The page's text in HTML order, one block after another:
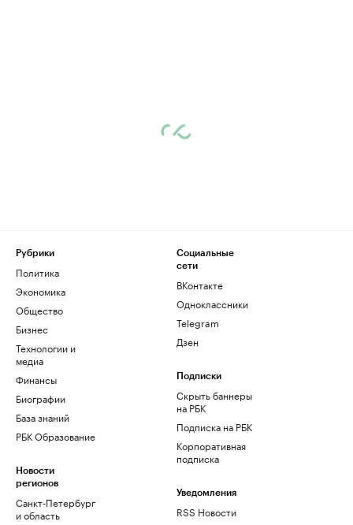
Рубрики
Политика
Экономика
Общество
Бизнес
Технологии и
медиа
Финансы
Биографии
База знаний
РБК Образование
Новости
регионов
Санкт-Петербург
и область
Социальные
сети
ВКонтакте
Одноклассники
Telegram
Дзен
Подписки
Скрыть баннеры
на РБК
Подписка на РБК
Корпоративная
подписка
Уведомления
RSS Новости